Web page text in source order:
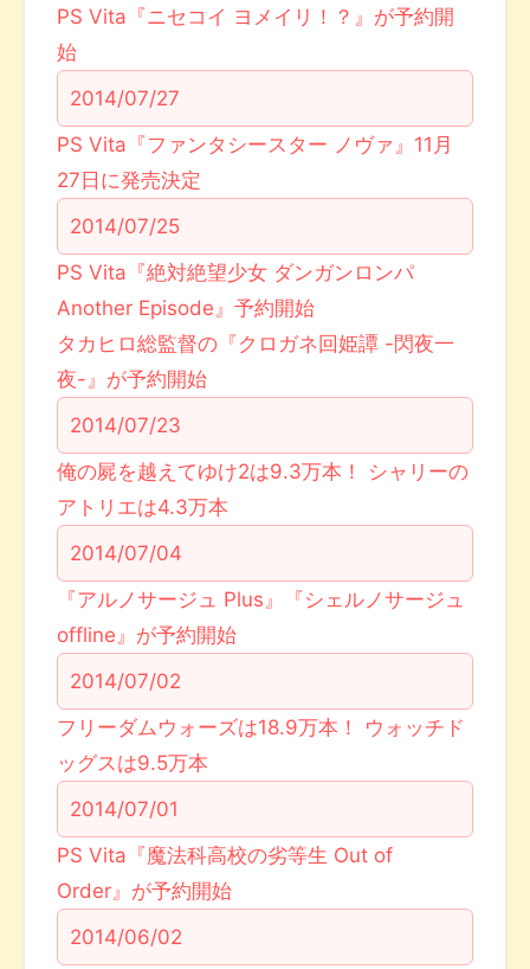
PS Vita『ニセコイ ヨメイリ！？』が予約開
始
2014/07/27
PS Vita『ファンタシースター ノヴァ』11月
27日に発売決定
2014/07/25
PS Vita『絶対絶望少女 ダンガンロンパ
Another Episode』予約開始
タカヒロ総監督の『クロガネ回姫譚 -閃夜一
夜-』が予約開始
2014/07/23
俺の屍を越えてゆけ2は9.3万本！ シャリーの
アトリエは4.3万本
2014/07/04
『アルノサージュ Plus』『シェルノサージュ
offline』が予約開始
2014/07/02
フリーダムウォーズは18.9万本！ ウォッチド
ッグスは9.5万本
2014/07/01
PS Vita『魔法科高校の劣等生 Out of
Order』が予約開始
2014/06/02